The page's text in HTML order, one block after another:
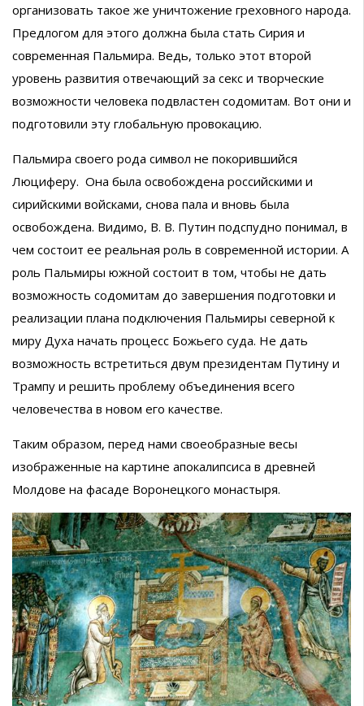
организовать такое же уничтожение греховного народа.
Предлогом для этого должна была стать Сирия и
современная Пальмира. Ведь, только этот второй
уровень развития отвечающий за секс и творческие
возможности человека подвластен содомитам. Вот они и
подготовили эту глобальную провокацию.
Пальмира своего рода символ не покорившийся
Люциферу. Она была освобождена российскими и
сирийскими войсками, снова пала и вновь была
освобождена. Видимо, В. В. Путин подспудно понимал, в
чем состоит ее реальная роль в современной истории. А
роль Пальмиры южной состоит в том, чтобы не дать
возможность содомитам до завершения подготовки и
реализации плана подключения Пальмиры северной к
миру Духа начать процесс Божьего суда. Не дать
возможность встретиться двум президентам Путину и
Трампу и решить проблему объединения всего
человечества в новом его качестве.
Таким образом, перед нами своеобразные весы
изображенные на картине апокалипсиса в древней
Молдове на фасаде Воронецкого монастыря.